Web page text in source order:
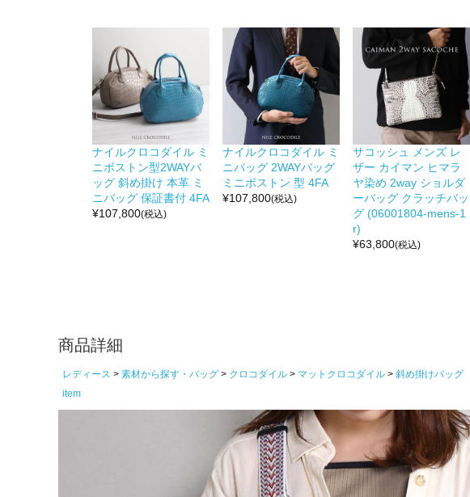
ナイルクロコダイル ミ
ニボストン型2WAYバ
ッグ 斜め掛け 本革 ミ
ニバッグ 保証書付 4FA
¥107,800(税込)
ナイルクロコダイル ミ
ニバッグ 2WAYバッグ
ミニボストン 型 4FA
¥107,800(税込)
サコッシュ メンズ レ
ザー カイマン ヒマラ
ヤ染め 2way ショルダ
ーバッグ クラッチバッ
グ (06001804-mens-1
r)
¥63,800(税込)
商品詳細
レディース 素材から探す・バッグ クロコダイル マットクロコダイル
斜め掛けバッグ
item